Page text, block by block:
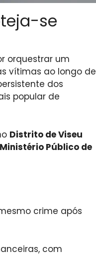
se
orquestrar um
vítimas ao longo de
dos
popular de
Distrito de Viseu
Ministério Público de
crime após
com